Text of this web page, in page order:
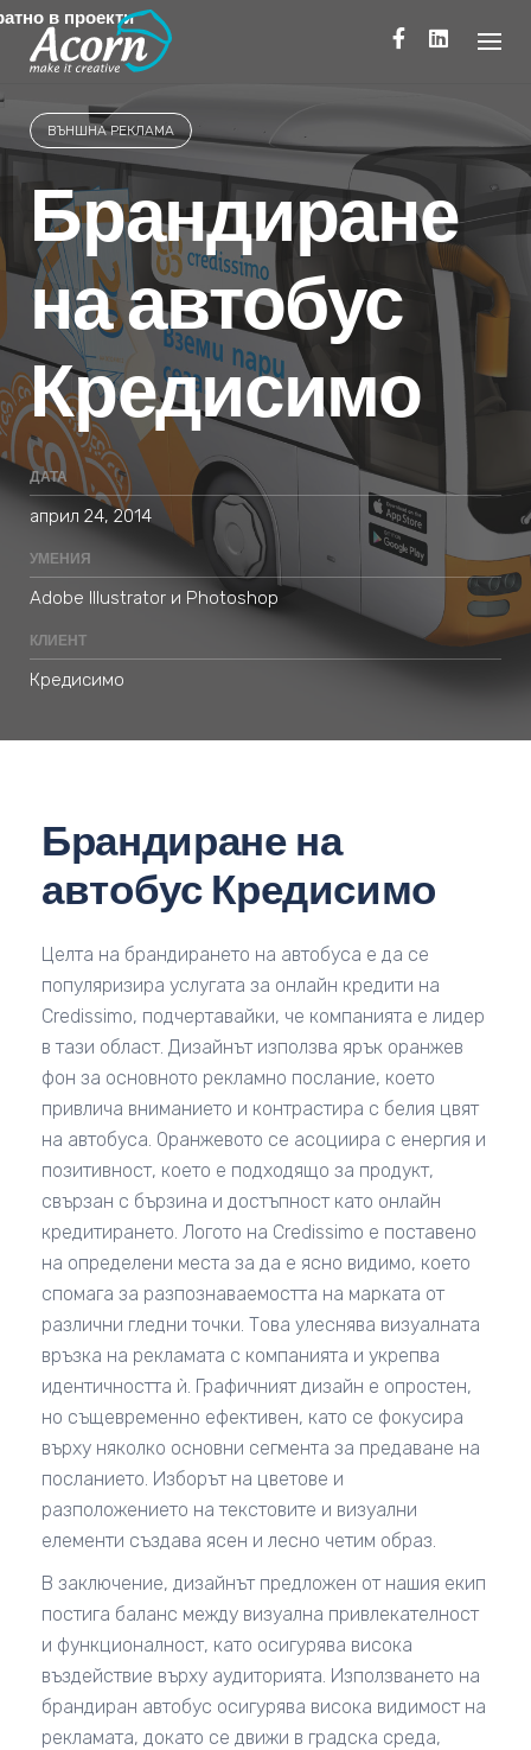
Skip
content
в проекти
ВЪНШНА РЕКЛАМА
Брандиране
на автобус
Кредисимо
ДАТА
април 24, 2014
УМЕНИЯ
Adobe Illustrator и Photoshop
КЛИЕНТ
Кредисимо
Брандиране на
автобус Кредисимо
Целта на брандирането на автобуса е да се
популяризира услугата за онлайн кредити на
Credissimo, подчертавайки, че компанията е лидер
в тази област. Дизайнът използва ярък оранжев
фон за основното рекламно послание, което
привлича вниманието и контрастира с белия цвят
на автобуса. Оранжевото се асоциира с енергия и
позитивност, което е подходящо за продукт,
свързан с бързина и достъпност като онлайн
кредитирането. Логото на Credissimo е поставено
на определени места за да е ясно видимо, което
спомага за разпознаваемостта на марката от
различни гледни точки. Това улеснява визуалната
връзка на рекламата с компанията и укрепва
идентичността ѝ. Графичният дизайн е опростен,
но същевременно ефективен, като се фокусира
върху няколко основни сегмента за предаване на
посланието. Изборът на цветове и
разположението на текстовите и визуални
елементи създава ясен и лесно четим образ.
В заключение, дизайнът предложен от нашия екип
постига баланс между визуална привлекателност
и функционалност, като осигурява висока
въздействие върху аудиторията. Използването на
брандиран автобус осигурява висока видимост на
рекламата, докато се движи в градска среда,